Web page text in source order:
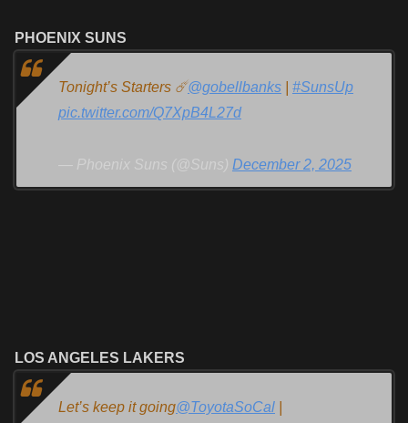
PHOENIX SUNS
Tonight’s Starters ☄️@gobellbanks
#SunsUp
pic.twitter.com/Q7XpB4L27d
— Phoenix Suns (@Suns) December 2, 2025
LOS ANGELES LAKERS
Let’s keep it going@ToyotaSoCal